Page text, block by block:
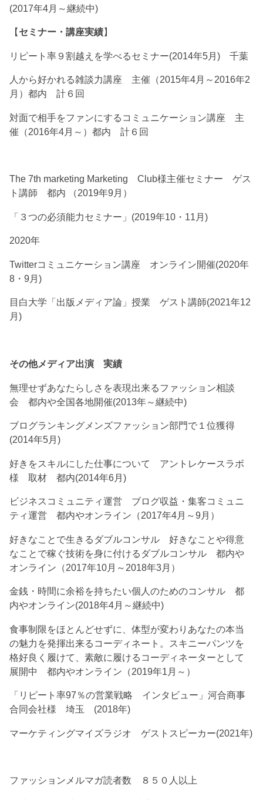
(2017年4月～継続中)
【セミナー・講座実績】
リピート率９割越えを学べるセミナー(2014年5月) 千葉
人から好かれる雑談力講座 主催（2015年4月～2016年2
月）都内 計６回
対面で相手をファンにするコミュニケーション講座 主
催（2016年4月～）都内 計６回
The 7th marketing Marketing Club様主催セミナー ゲス
ト講師 都内 （2019年9月）
「３つの必須能力セミナー」(2019年10・11月)
2020年
Twitterコミュニケーション講座 オンライン開催(2020年
8・9月)
目白大学「出版メディア論」授業 ゲスト講師(2021年12
月)
その他メディア出演 実績
無理せずあなたらしさを表現出来るファッション相談
会 都内や全国各地開催(2013年～継続中)
ブログランキングメンズファッション部門で１位獲得
(2014年5月)
好きをスキルにした仕事について アントレケースラボ
様 取材 都内(2014年6月)
ビジネスコミュニティ運営 ブログ収益・集客コミュニ
ティ運営 都内やオンライン（2017年4月～9月）
好きなことで生きるダブルコンサル 好きなことや得意
なことで稼ぐ技術を身に付けるダブルコンサル 都内や
オンライン（2017年10月～2018年3月）
金銭・時間に余裕を持ちたい個人のためのコンサル 都
内やオンライン(2018年4月～継続中)
食事制限をほとんどせずに、体型が変わりあなたの本当
の魅力を発揮出来るコーディネート。スキニーパンツを
格好良く履けて、素敵に履けるコーディネーターとして
展開中 都内やオンライン（2019年1月～）
「リピート率97％の営業戦略 インタビュー」河合商事
合同会社様 埼玉 (2018年)
マーケティングマイズラジオ ゲストスピーカー(2021年)
ファッションメルマガ読者数 ８５０人以上